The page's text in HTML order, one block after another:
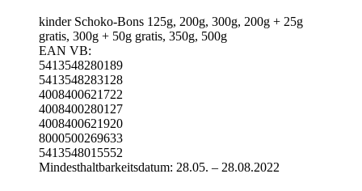
kinder Schoko-Bons 125g, 200g, 300g, 200g + 25g
gratis, 300g + 50g gratis, 350g, 500g
EAN VB:
5413548280189
5413548283128
4008400621722
4008400280127
4008400621920
8000500269633
5413548015552
Mindesthaltbarkeitsdatum: 28.05. – 28.08.2022